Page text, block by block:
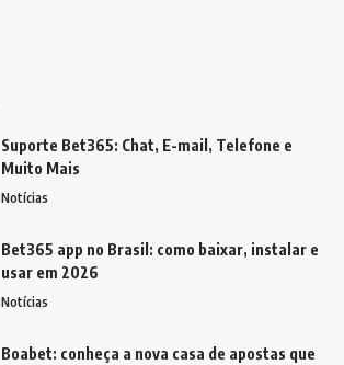
Suporte Bet365: Chat, E-mail, Telefone e
Muito Mais
Notícias
Bet365 app no Brasil: como baixar, instalar e
usar em 2026
Notícias
Boabet: conheça a nova casa de apostas que